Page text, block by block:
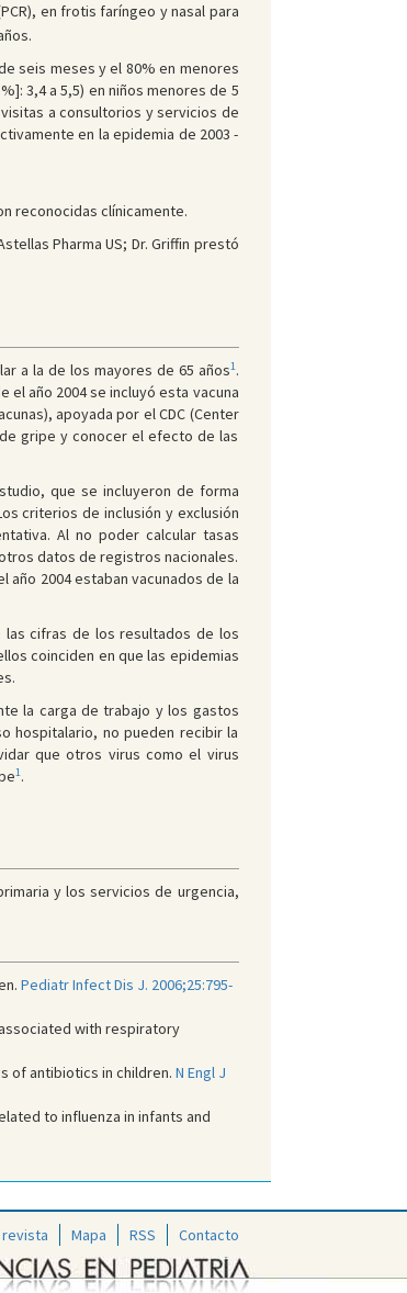
en frotis faríngeo y nasal para
seis meses y el 80% en menores
3,4 a 5,5) en niños menores de 5
visitas a consultorios y servicios de
en la epidemia de 2003 -
reconocidas clínicamente.
Pharma US; Dr. Griffin prestó
a la de los mayores de 65 años1.
el año 2004 se incluyó esta vacuna
apoyada por el CDC (Center
gripe y conocer el efecto de las
que se incluyeron de forma
criterios de inclusión y exclusión
Al no poder calcular tasas
datos de registros nacionales.
año 2004 estaban vacunados de la
las cifras de los resultados de los
coinciden en que las epidemias
la carga de trabajo y los gastos
hospitalario, no pueden recibir la
que otros virus como el virus
1.
y los servicios de urgencia,
Pediatr Infect Dis J. 2006;25:795-
associated with respiratory
of antibiotics in children. N Engl J
to influenza in infants and
revista Mapa RSS Contacto